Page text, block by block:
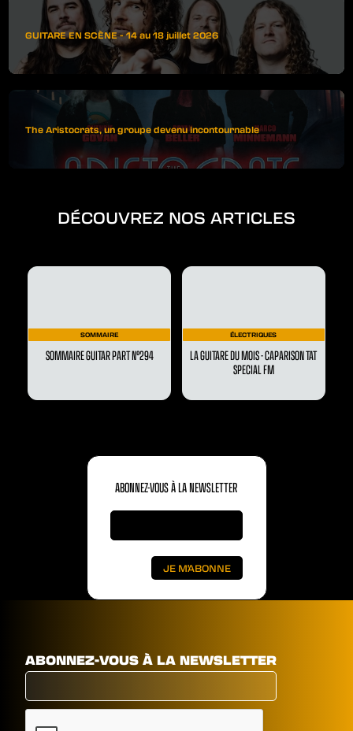
GUITARE EN SCÈNE - 14 au 18 juillet 2026
The Aristocrats, un groupe devenu incontournable
DÉCOUVREZ NOS ARTICLES
SOMMAIRE
SOMMAIRE GUITAR PART N°294
ÉLECTRIQUES
LA GUITARE DU MOIS - CAPARISON TAT
SPECIAL FM
ABONNEZ-VOUS À LA NEWSLETTER
ABONNEZ-VOUS À LA NEWSLETTER